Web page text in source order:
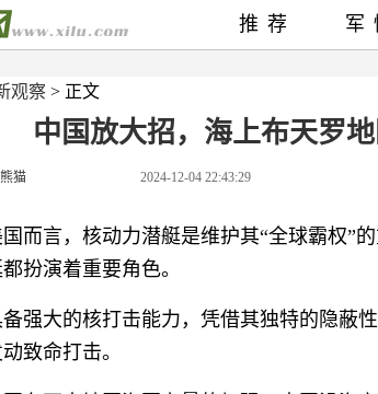
观察 > 正文
中国放大招，海上布天罗
猫 2024-12-04 22:43:29
而言，核动力潜艇是维护其“全球霸权”
扮演着重要角色。
强大的核打击能力，凭借其独特的隐蔽
致命打击。
推荐 军